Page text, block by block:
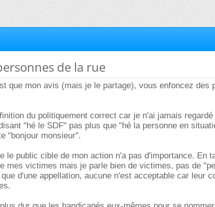
de la rue
que mon avis (mais je le partage), vous enfoncez des
du politiquement correct car je n'ai jamais regardé
"hé le SDF" pas plus que "hé la personne en
"bonjour monsieur".
le public cible de mon action n'a pas d'importance. En
mes victimes mais je parle bien de victimes, pas de
d'une appellation, aucune n'est acceptable car leur